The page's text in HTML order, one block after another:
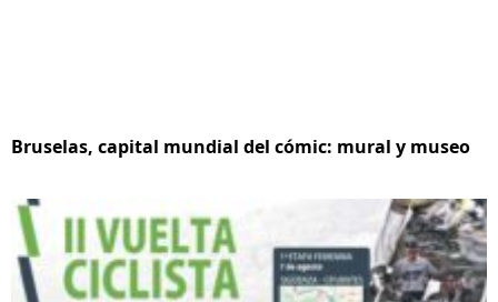
Bruselas, capital mundial del cómic: mural y museo